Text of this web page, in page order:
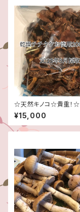
☆天然キノコ☆貴重！
採取☆乾燥チチタケお
200グラム！☆
¥15,000